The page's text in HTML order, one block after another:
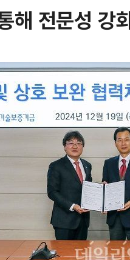
해 전문성 강